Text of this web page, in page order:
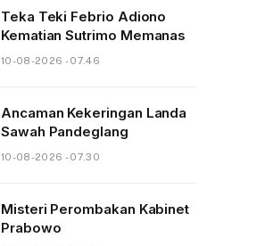
Teka Teki Febrio Adiono
Kematian Sutrimo Memanas
10-08-2026 - 07.46
Ancaman Kekeringan Landa
Sawah Pandeglang
10-08-2026 - 07.30
Misteri Perombakan Kabinet
Prabowo